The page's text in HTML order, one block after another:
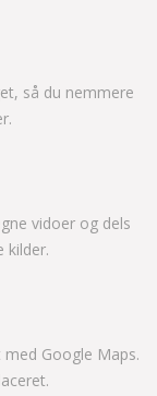
så du nemmere
vidoer og dels
kilder.
Google Maps.